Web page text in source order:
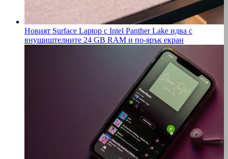
Новият Surface Laptop с Intel Panther Lake идва с
внушиштелните 24 GB RAM и по-ярък екран